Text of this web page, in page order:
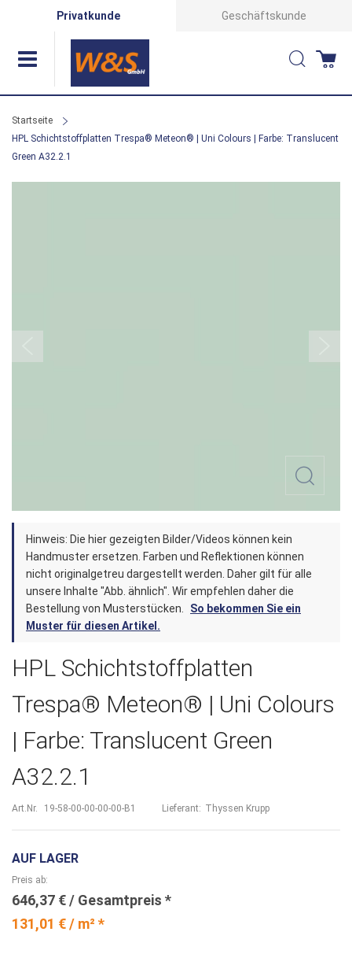
Privatkunde Geschäftskunde
Suche
Startseite
HPL Schichtstoffplatten Trespa® Meteon® | Uni Colours | Farbe: Translucent
Green A32.2.1
Zum
Anfang
der
Bildergalerie
springen
Hinweis: Die hier gezeigten Bilder/Videos können kein
Handmuster ersetzen. Farben und Reflektionen können
nicht originalgetreu dargestellt werden. Daher gilt für alle
unsere Inhalte "Abb. ähnlich". Wir empfehlen daher die
Bestellung von Musterstücken.
So bekommen Sie ein
Muster für diesen Artikel.
HPL Schichtstoffplatten
Trespa® Meteon® | Uni Colours
| Farbe: Translucent Green
A32.2.1
Art.Nr. 19-58-00-00-00-00-B1 Lieferant: Thyssen Krupp
AUF LAGER
131,01 € / m² *
Preis ab
646,37 €